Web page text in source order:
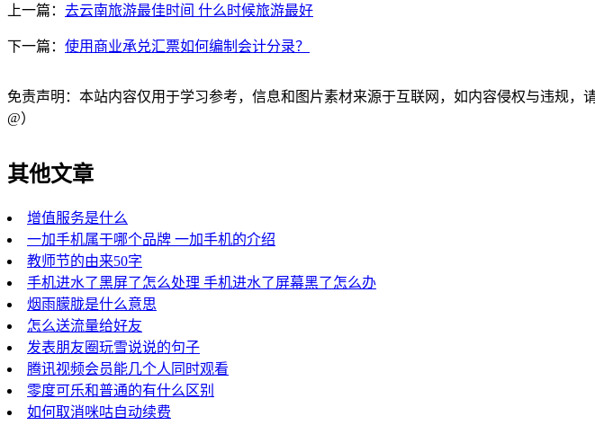
上一篇： 去云南旅游最佳时间 什么时候旅游最好
下一篇： 使用商业承兑汇票如何编制会计分录？
免责声明：本站内容仅用于学习参考，信息和图片素材来源于互联网，如内容侵权与违规，
@）
其他文章
增值服务是什么
一加手机属于哪个品牌 一加手机的介绍
教师节的由来50字
手机进水了黑屏了怎么处理 手机进水了屏幕黑了怎么办
烟雨朦胧是什么意思
怎么送流量给好友
发表朋友圈玩雪说说的句子
腾讯视频会员能几个人同时观看
零度可乐和普通的有什么区别
如何取消咪咕自动续费